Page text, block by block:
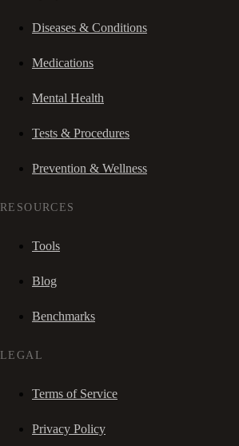
Diseases & Conditions
Medications
Mental Health
Tests & Procedures
Prevention & Wellness
RESOURCES
Tools
Blog
Benchmarks
LEGAL
Terms of Service
Privacy Policy